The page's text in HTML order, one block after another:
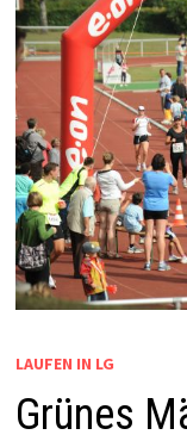
LAUFEN IN LG
Grünes